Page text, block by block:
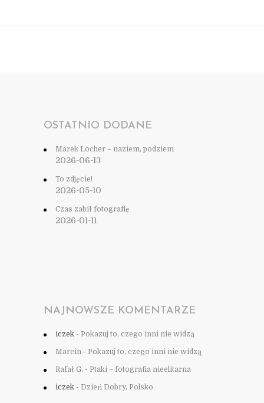
OSTATNIO DODANE
Marek Locher – naziem, podziem
2026-06-13
To zdjęcie!
2026-05-10
Czas zabił fotografię
2026-01-11
NAJNOWSZE KOMENTARZE
iczek - Pokazuj to, czego inni nie widzą
Marcin - Pokazuj to, czego inni nie widzą
Rafał G. - Ptaki – fotografia nieelitarna
iczek - Dzień Dobry, Polsko